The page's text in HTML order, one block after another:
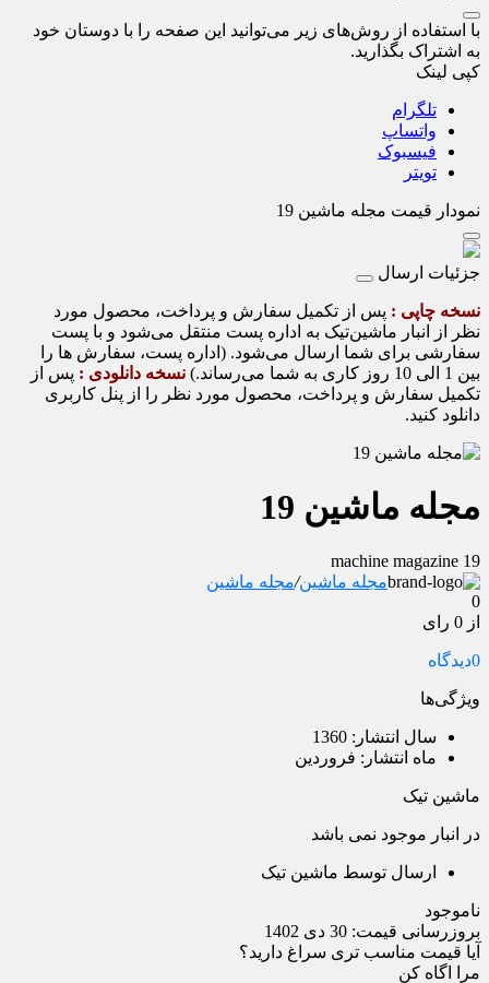
با استفاده از روش‌های زیر می‌توانید این صفحه را با دوستان خود
به اشتراک بگذارید.
کپی لینک
تلگرام
واتساپ
فیسبوک
تویتر
نمودار قیمت مجله ماشین 19
جزئیات ارسال
نسخه چاپی : پس از تکمیل سفارش و پرداخت، محصول مورد
نظر از انبار ماشین‌تیک به اداره پست منتقل می‌شود و با پست
سفارشی برای شما ارسال می‌شود. (اداره پست، سفارش ها را
بین 1 الی 10 روز کاری به شما می‌رساند.)
نسخه دانلودی : پس از
تکمیل سفارش و پرداخت، محصول مورد نظر را از پنل کاربری
دانلود کنید.
مجله ماشین 19
machine magazine 19
مجله ماشین/مجله ماشین
0
از 0 رای
0دیدگاه
ویژگی‌ها
سال انتشار: 1360
ماه انتشار: فروردین
ماشین تیک
در انبار موجود نمی باشد
ارسال توسط ماشین تیک
ناموجود
بروزرسانی قیمت: 30 دی 1402
آیا قیمت مناسب تری سراغ دارید؟
مرا اگاه کن